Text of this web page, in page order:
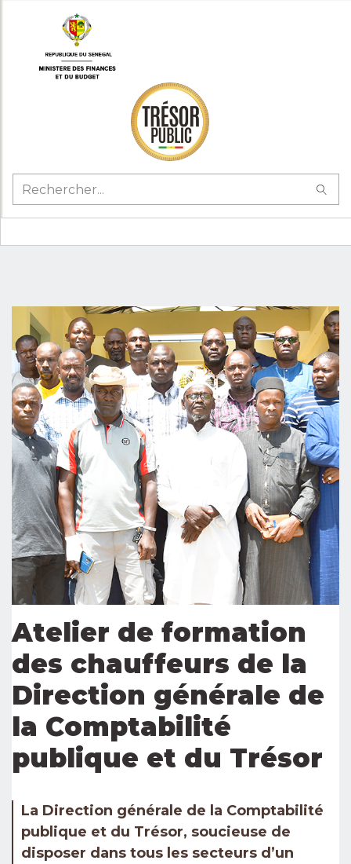
Atelier de formation
des chauffeurs de la
Direction générale de
la Comptabilité
publique et du Trésor
La Direction générale de la Comptabilité
publique et du Trésor, soucieuse de
disposer dans tous les secteurs d’un